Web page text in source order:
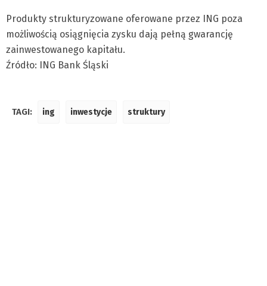
Produkty strukturyzowane oferowane przez ING poza
możliwością osiągnięcia zysku dają pełną gwarancję
zainwestowanego kapitału.
Źródło: ING Bank Śląski
TAGI: ing inwestycje struktury